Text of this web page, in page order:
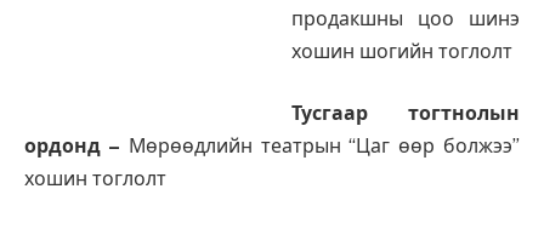
продакшны цоо шинэ
хошин шогийн тоглолт
Тусгаар тогтнолын
ордонд – Мөрөөдлийн театрын “Цаг өөр болжээ”
хошин тоглолт